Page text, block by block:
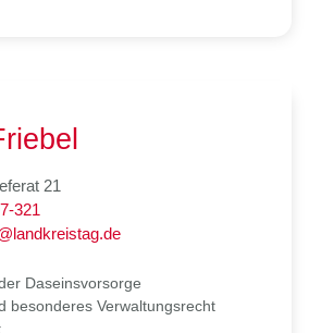
21
321
Daseinsvorsorge
besonderes Verwaltungsrecht